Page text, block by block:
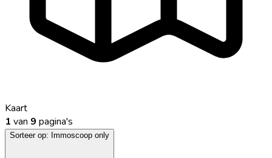
Kaart
1 van 9 pagina's
Sorteer op: Immoscoop only